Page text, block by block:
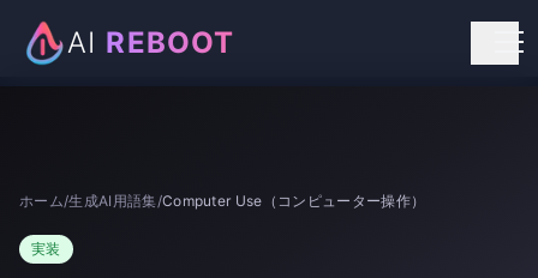
AI REBOOT
お知らせ
お問い合わせ
ホーム/生成AI用語集/Computer Use（コンピューター操作）
実装